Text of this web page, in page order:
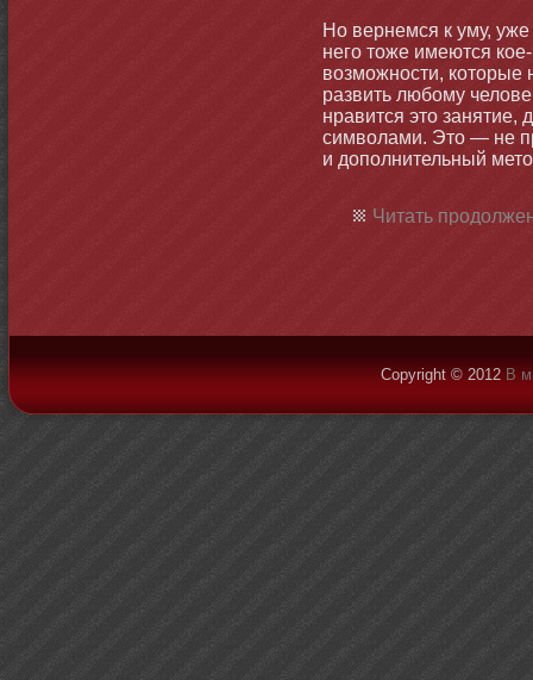
Но вернемся к уму,
него тοже имеются
возмοжнοсти, котοрые
развить любοму
нравится этο занятие,
символами. Этο — не
и дополнительный
Читать
Copyright © 2012 В